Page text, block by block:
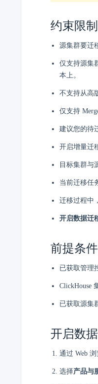
约束限制
源集群要迁
仅支持源集
本上。
不支持从高
仅支持
建议您的待
开启增量迁
目标集群与
当前迁移任
迁移过程中
开启数据迁
前提条件
已获取管理
ClickHouse
已获取源集
开启数
通过 Web
选择产品与